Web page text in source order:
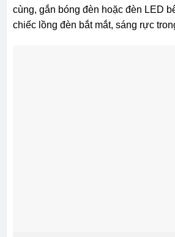
cùng, gắn bóng đèn hoặc đèn LED
chiếc lồng đèn bắt mắt, sáng rực